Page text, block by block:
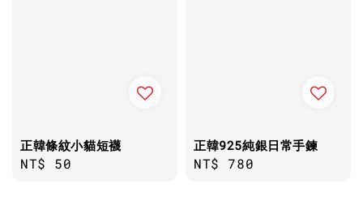
正韓條紋小貓短襪
Regular
NT$ 50
正韓925純銀日常手鍊
Regular
NT$ 780